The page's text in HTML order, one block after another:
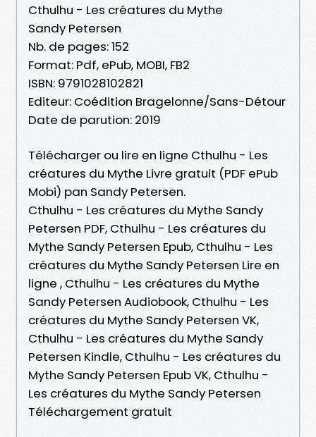
Cthulhu - Les créatures du Mythe
Sandy Petersen
Nb. de pages: 152
Format: Pdf, ePub, MOBI, FB2
ISBN: 9791028102821
Editeur: Coédition Bragelonne/Sans-Détour
Date de parution: 2019
Télécharger ou lire en ligne Cthulhu - Les
créatures du Mythe Livre gratuit (PDF ePub
Mobi) pan Sandy Petersen.
Cthulhu - Les créatures du Mythe Sandy
Petersen PDF, Cthulhu - Les créatures du
Mythe Sandy Petersen Epub, Cthulhu - Les
créatures du Mythe Sandy Petersen Lire en
ligne , Cthulhu - Les créatures du Mythe
Sandy Petersen Audiobook, Cthulhu - Les
créatures du Mythe Sandy Petersen VK,
Cthulhu - Les créatures du Mythe Sandy
Petersen Kindle, Cthulhu - Les créatures du
Mythe Sandy Petersen Epub VK, Cthulhu -
Les créatures du Mythe Sandy Petersen
Téléchargement gratuit